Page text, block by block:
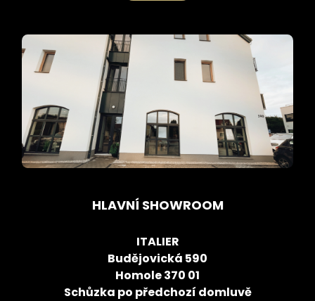
HLAVNÍ SHOWROOM
ITALIER
Budějovická 590
Homole 370 01
Schůzka po předchozí domluvě